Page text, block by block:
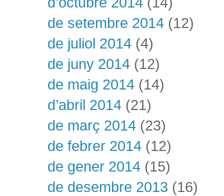
de setembre 2014 (12)
de juliol 2014 (4)
de juny 2014 (12)
de maig 2014 (14)
d’abril 2014 (21)
de març 2014 (23)
de febrer 2014 (12)
de gener 2014 (15)
de desembre 2013 (16)